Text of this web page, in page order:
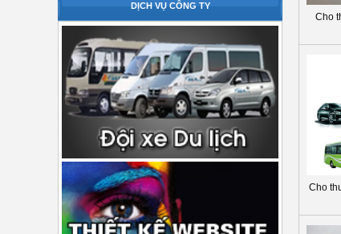
DỊCH VỤ CÔNG TY
Cho
Cho